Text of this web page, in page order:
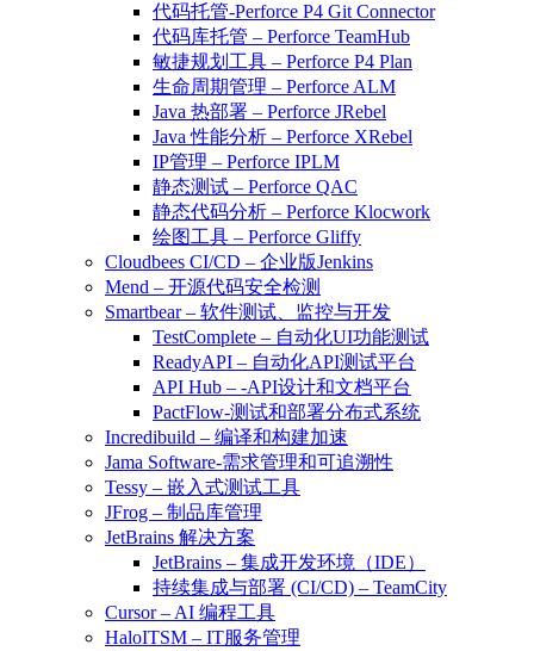
代码托管-Perforce P4 Git Connector
代码库托管 – Perforce TeamHub
敏捷规划工具 – Perforce P4 Plan
生命周期管理 – Perforce ALM
Java 热部署 – Perforce JRebel
Java 性能分析 – Perforce XRebel
IP管理 – Perforce IPLM
静态测试 – Perforce QAC
静态代码分析 – Perforce Klocwork
绘图工具 – Perforce Gliffy
Cloudbees CI/CD – 企业版Jenkins
Mend – 开源代码安全检测
Smartbear – 软件测试、监控与开发
TestComplete – 自动化UI功能测试
ReadyAPI – 自动化API测试平台
API Hub – -API设计和文档平台
PactFlow-测试和部署分布式系统
Incredibuild – 编译和构建加速
Jama Software-需求管理和可追溯性
Tessy – 嵌入式测试工具
JFrog – 制品库管理
JetBrains 解决方案
JetBrains – 集成开发环境（IDE）
持续集成与部署 (CI/CD) – TeamCity
Cursor – AI 编程工具
HaloITSM – IT服务管理